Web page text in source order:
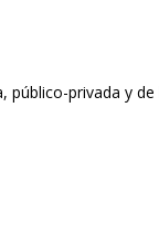
privada y